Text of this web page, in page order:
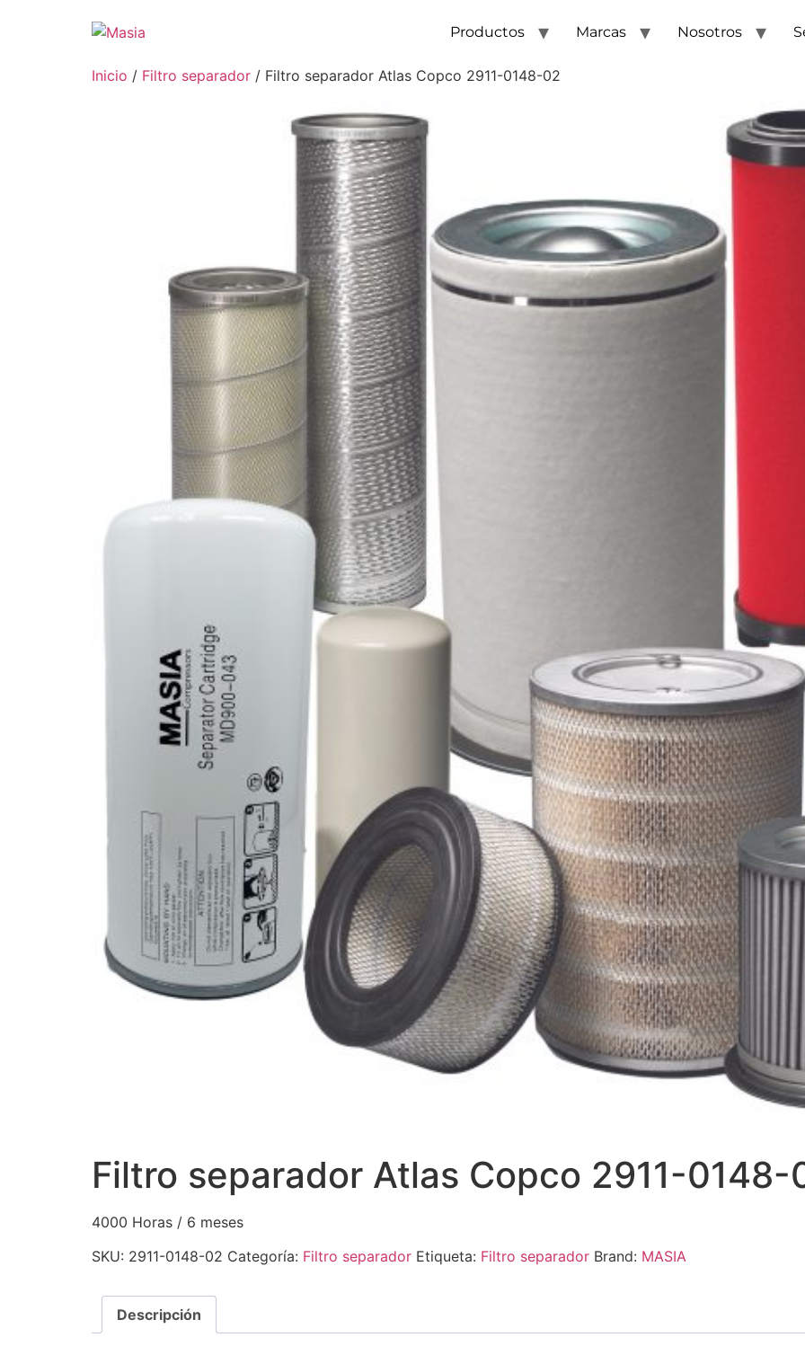
Productos Marcas Nosotros
Inicio / Filtro separador / Filtro separador Atlas Copco 2911-0148-02
Filtro separador Atlas Copco 2911-0148-
4000 Horas / 6 meses
SKU: 2911-0148-02 Categoría: Filtro separador Etiqueta: Filtro separador Brand: MASIA
Descripción